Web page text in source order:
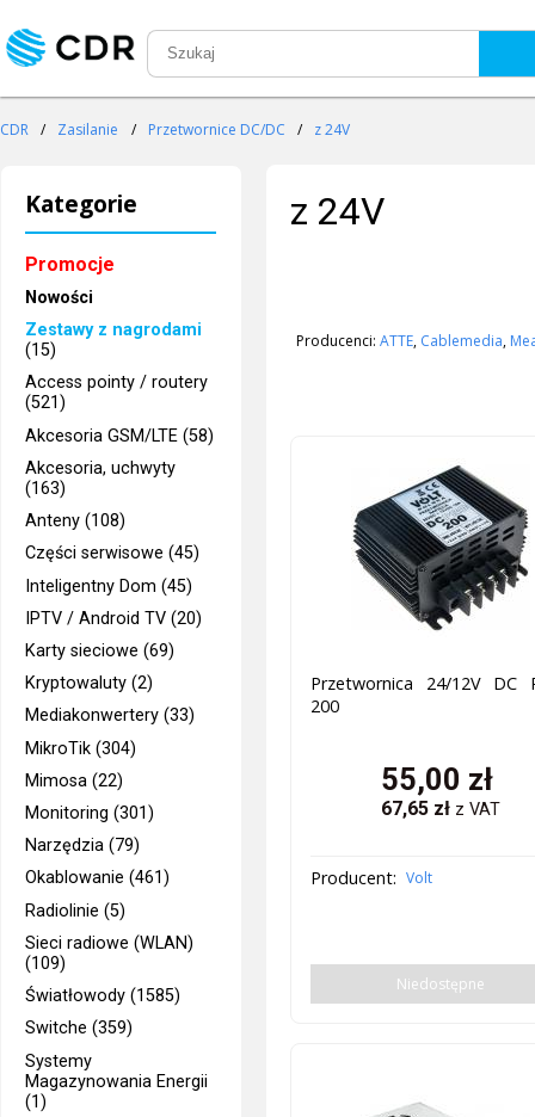
CDR / Zasilanie / Przetwornice DC/DC / z 24V
Kategorie
Promocje
Nowości
Zestawy z nagrodami
(15)
Access pointy / routery
(521)
Akcesoria GSM/LTE (58)
Akcesoria, uchwyty
(163)
Anteny (108)
Części serwisowe (45)
Inteligentny Dom (45)
IPTV / Android TV (20)
Karty sieciowe (69)
Kryptowaluty (2)
Mediakonwertery (33)
MikroTik (304)
Mimosa (22)
Monitoring (301)
Narzędzia (79)
Okablowanie (461)
Radiolinie (5)
Sieci radiowe (WLAN)
(109)
Światłowody (1585)
Switche (359)
Systemy
Magazynowania Energii
(1)
z 24V
Producenci:ATTE, Cablemedia,
Przetwornica 24/12V DC
200
55,00 zł
67,65 zł z VAT
Producent: Volt
Niedostępne